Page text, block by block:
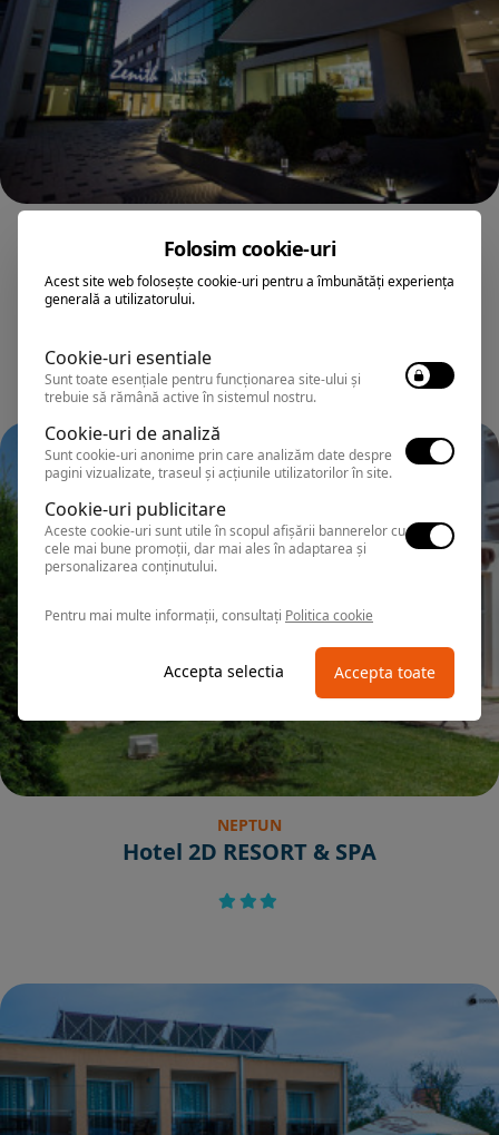
Hotel ZENITH CONFERENCE&SPA ALL
INCLUSIVE
NEPTUN
Hotel 2D RESORT & SPA
Folosim cookie-uri
Acest site web folosește cookie-uri pentru a îmbunătăți experiența
generală a utilizatorului.
Cookie-uri esentiale
Sunt toate esențiale pentru funcționarea site-ului și
trebuie să rămână active în sistemul nostru.
Cookie-uri de analiză
Sunt cookie-uri anonime prin care analizăm date despre
pagini vizualizate, traseul și acțiunile utilizatorilor în site.
Cookie-uri publicitare
Aceste cookie-uri sunt utile în scopul afișării bannerelor cu
cele mai bune promoții, dar mai ales în adaptarea și
personalizarea conținutului.
Pentru mai multe informații, consultați Politica cookie
Accepta selectia Accepta toate